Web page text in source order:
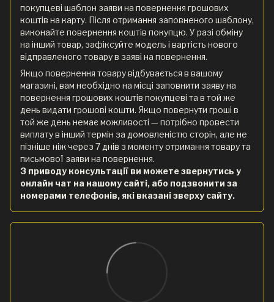
покупцеві шаблон заяви на повернення грошових
коштів на карту. Після отримання заповненого шаблону,
виконайте повернення коштів покупцю. У разі обміну
на інший товар, зафіксуйте модель і вартість нового
відправленого товару в заяві на повернення.
Якщо повернення товару відбувається в вашому
магазині, вам необхідно на місці заповнити заяву на
повернення грошових коштів покупцеві та в той же
день видати грошові кошти. Якщо повернути гроші в
той же день немає можливості — потрібно провести
виплату в інший термін за домовленістю сторін, але не
пізніше ніж через 7 днів з моменту отримання товару та
письмової заяви на повернення.
З приводу консультації ви можете звернутись у
онлайн чат на нашому сайті, або подзвонити за
номерами телефонів, які вказані зверху сайту.